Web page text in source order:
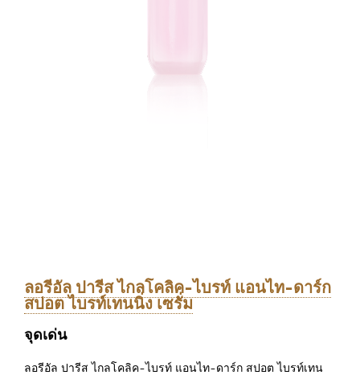
ลอรีอัล ปารีส ไกลโคลิค-ไบรท์ แอนไท-ดาร์ก
สปอต ไบรท์เทนนิ่ง เซรั่ม
จุดเด่น
ลอรีอัล ปารีส ไกลโคลิค-ไบรท์ แอนไท-ดาร์ก สปอต ไบรท์เทน